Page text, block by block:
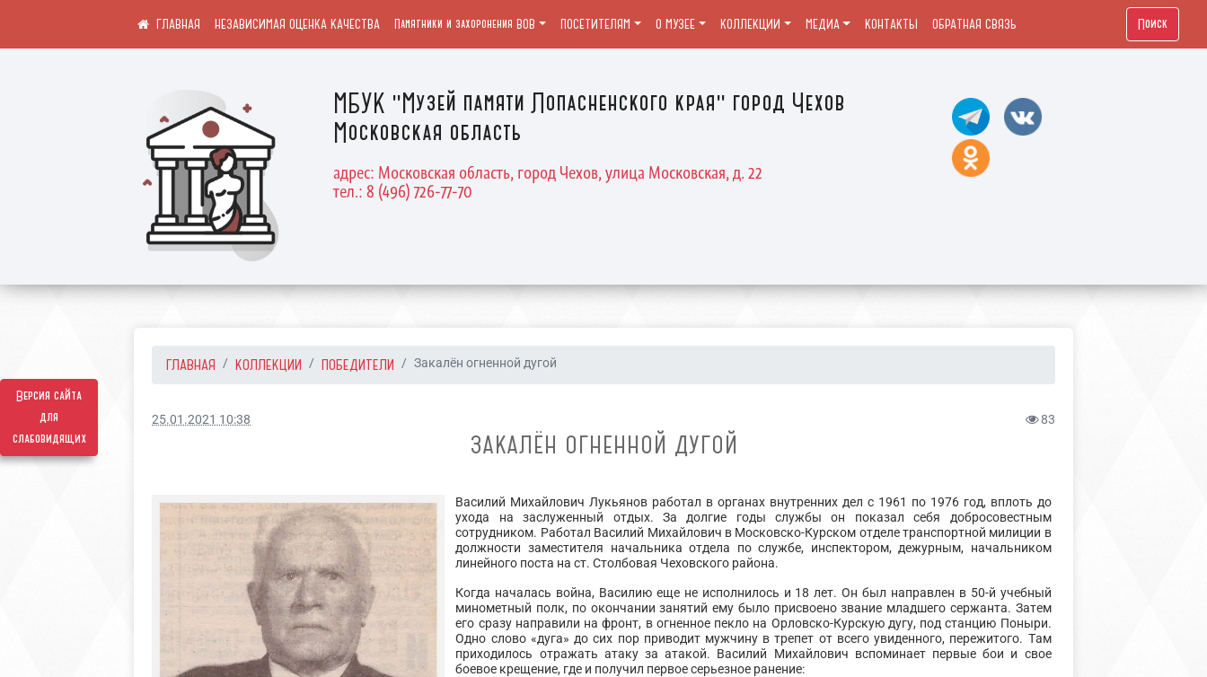
Версия сайта
для
слабовидящих
МБУК "Музей памяти Лопасненского края" город Чехов
Московская область
адрес: Московская область, город Чехов, улица Московская, д. 22
тел.: 8 (496) 726-77-70
НЕЗАВИСИМАЯ ОЦЕНКА КАЧЕСТВА Памятники и захоронения ВОВ ПОСЕТИТЕЛЯМ О МУЗЕЕ КОЛЛЕКЦИИ МЕДИА КОНТАКТЫ ОБРАТНАЯ СВЯЗЬ Поиск
ГЛАВНАЯ КОЛЛЕКЦИИ ПОБЕДИТЕЛИ Закалён огненной дугой
25.01.2021 10:38 83
ЗАКАЛЁН ОГНЕННОЙ ДУГОЙ
Василий Михайлович Лукьянов работал в органах внутренних дел с 1961 по 1976 год, вплоть до
ухода на заслуженный отдых. За долгие годы службы он показал себя добросовестным
сотрудником. Работал Василий Михайлович в Московско-Курском отделе транспортной милиции в
должности заместителя начальника отдела по службе, инспектором, дежурным, начальником
линейного поста на ст. Столбовая Чеховского района.
Когда началась война, Василию еще не исполнилось и 18 лет. Он был направлен в 50-й учебный
минометный полк, по окончании занятий ему было присвоено звание младшего сержанта. Затем
его сразу направили на фронт, в огненное пекло на Орловско-Курскую дугу, под станцию Поныри.
Одно слово «дуга» до сих пор приводит мужчину в трепет от всего увиденного, пережитого. Там
приходилось отражать атаку за атакой. Василий Михайлович вспоминает первые бои и свое
боевое крещение, где и получил первое серьезное ранение: